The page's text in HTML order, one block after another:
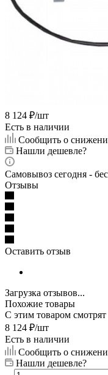
8 124 ₽/шт
Есть в наличии
Сообщить о
Нашли дешевле?
Самовывоз сегодня -
Отзывы
Оставить отзыв
Загрузка отзывов...
Похожие товары
С этим товаром смотрят
8 124 ₽/шт
Есть в наличии
Сообщить о
Нашли дешевле?